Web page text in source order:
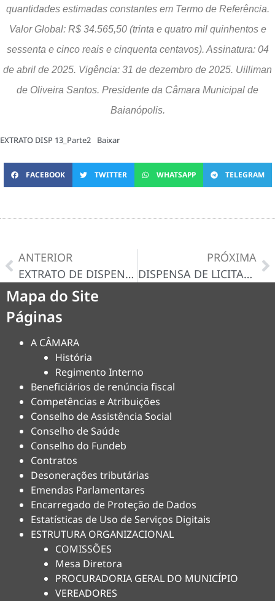
quantidades estimadas constantes em Termo de Referência.
Valor Global: R$ 34.565,50 (trinta e quatro mil quinhentos e
sessenta e cinco reais e cinquenta centavos). Assinatura: 04
de abril de 2025. Vigência: 31 de dezembro de 2025. Uilliman
de Oliveira Santos. Presidente da Câmara Municipal de
Baianópolis.
EXTRATO DISP 13_Parte2 Baixar
FACEBOOK TWITTER WHATSAPP TELEGRAM
ANTERIOR
EXTRATO DE DISPENSA DE LICITAÇAO 013/2025
PRÓXIMA
DISPENSA DE LICITAÇAO Nº 014/2025
Mapa do Site
Páginas
A CÂMARA
História
Regimento Interno
Beneficiários de renúncia fiscal
Competências e Atribuições
Conselho de Assistência Social
Conselho de Saúde
Conselho do Fundeb
Contratos
Desonerações tributárias
Emendas Parlamentares
Encarregado de Proteção de Dados
Estatísticas de Uso de Serviços Digitais
ESTRUTURA ORGANIZACIONAL
COMISSÕES
Mesa Diretora
PROCURADORIA GERAL DO MUNICÍPIO
VEREADORES